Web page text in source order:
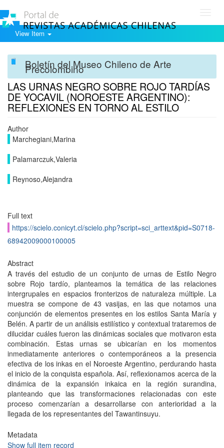
View Item
Boletín del Museo Chileno de Arte
Precolombino
LAS URNAS NEGRO SOBRE ROJO TARDÍAS
DE YOCAVIL (NOROESTE ARGENTINO):
REFLEXIONES EN TORNO AL ESTILO
Author
Marchegiani,Marina
Palamarczuk,Valeria
Reynoso,Alejandra
Full text
https://scielo.conicyt.cl/scielo.php?script=sci_arttext&pid=S0718-
68942009000100005
Abstract
A través del estudio de un conjunto de urnas de Estilo Negro
sobre Rojo tardío, planteamos la temática de las relaciones
intergrupales en espacios fronterizos de naturaleza múltiple. La
muestra se compone de 43 vasijas, en las que notamos una
conjunción de elementos presentes en los estilos Santa María y
Belén. A partir de un análisis estilístico y contextual trataremos de
dilucidar cuáles fueron las dinámicas sociales que motivaron esta
combinación. Estas urnas se ubicarían en los momentos
inmediatamente anteriores o contemporáneos a la presencia
efectiva de los inkas en el Noroeste Argentino, perdurando hasta
el inicio de la conquista española. Así, reflexionamos acerca de la
dinámica de la expansión inkaica en la región surandina,
planteando que las transformaciones relacionadas con este
proceso comenzarían a desarrollarse con anterioridad a la
llegada de los representantes del Tawantinsuyu.
Metadata
Show full item record